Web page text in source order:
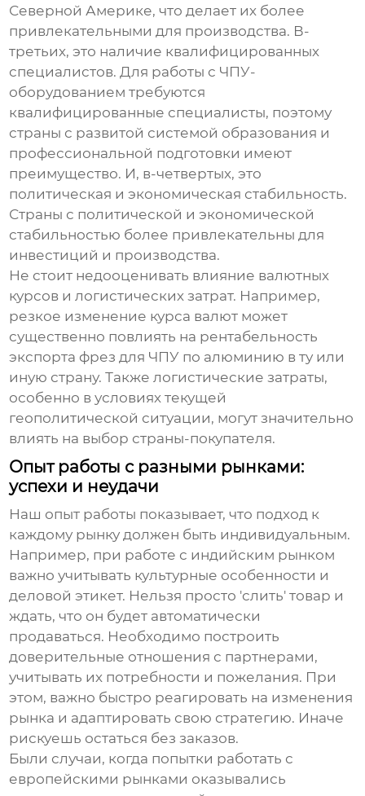
Северной Америке, что делает их более
привлекательными для производства. В-
третьих, это наличие квалифицированных
специалистов. Для работы с ЧПУ-
оборудованием требуются
квалифицированные специалисты, поэтому
страны с развитой системой образования и
профессиональной подготовки имеют
преимущество. И, в-четвертых, это
политическая и экономическая стабильность.
Страны с политической и экономической
стабильностью более привлекательны для
инвестиций и производства.
Не стоит недооценивать влияние валютных
курсов и логистических затрат. Например,
резкое изменение курса валют может
существенно повлиять на рентабельность
экспорта фрез для ЧПУ по алюминию в ту или
иную страну. Также логистические затраты,
особенно в условиях текущей
геополитической ситуации, могут значительно
влиять на выбор страны-покупателя.
Опыт работы с разными рынками:
успехи и неудачи
Наш опыт работы показывает, что подход к
каждому рынку должен быть индивидуальным.
Например, при работе с индийским рынком
важно учитывать культурные особенности и
деловой этикет. Нельзя просто 'слить' товар и
ждать, что он будет автоматически
продаваться. Необходимо построить
доверительные отношения с партнерами,
учитывать их потребности и пожелания. При
этом, важно быстро реагировать на изменения
рынка и адаптировать свою стратегию. Иначе
рискуешь остаться без заказов.
Были случаи, когда попытки работать с
европейскими рынками оказывались